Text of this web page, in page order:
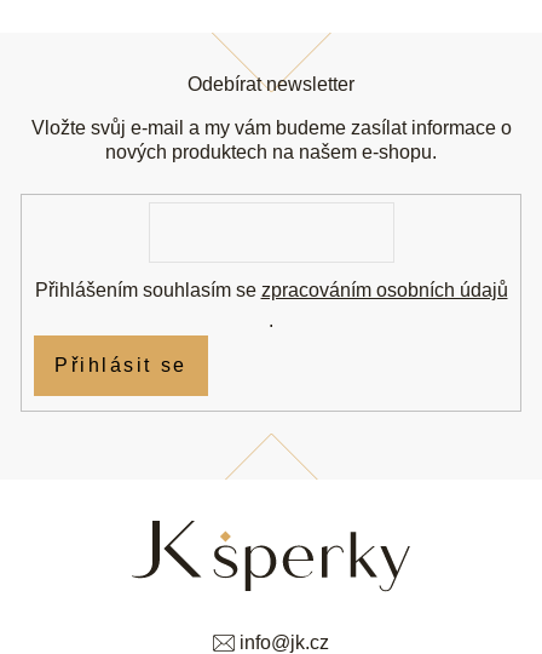
info@jk.cz
Odebírat newsletter
Vložte svůj e-mail a my vám budeme zasílat informace o
nových produktech na našem e-shopu.
Přihlášením souhlasím se zpracováním osobních údajů
.
Přihlásit se